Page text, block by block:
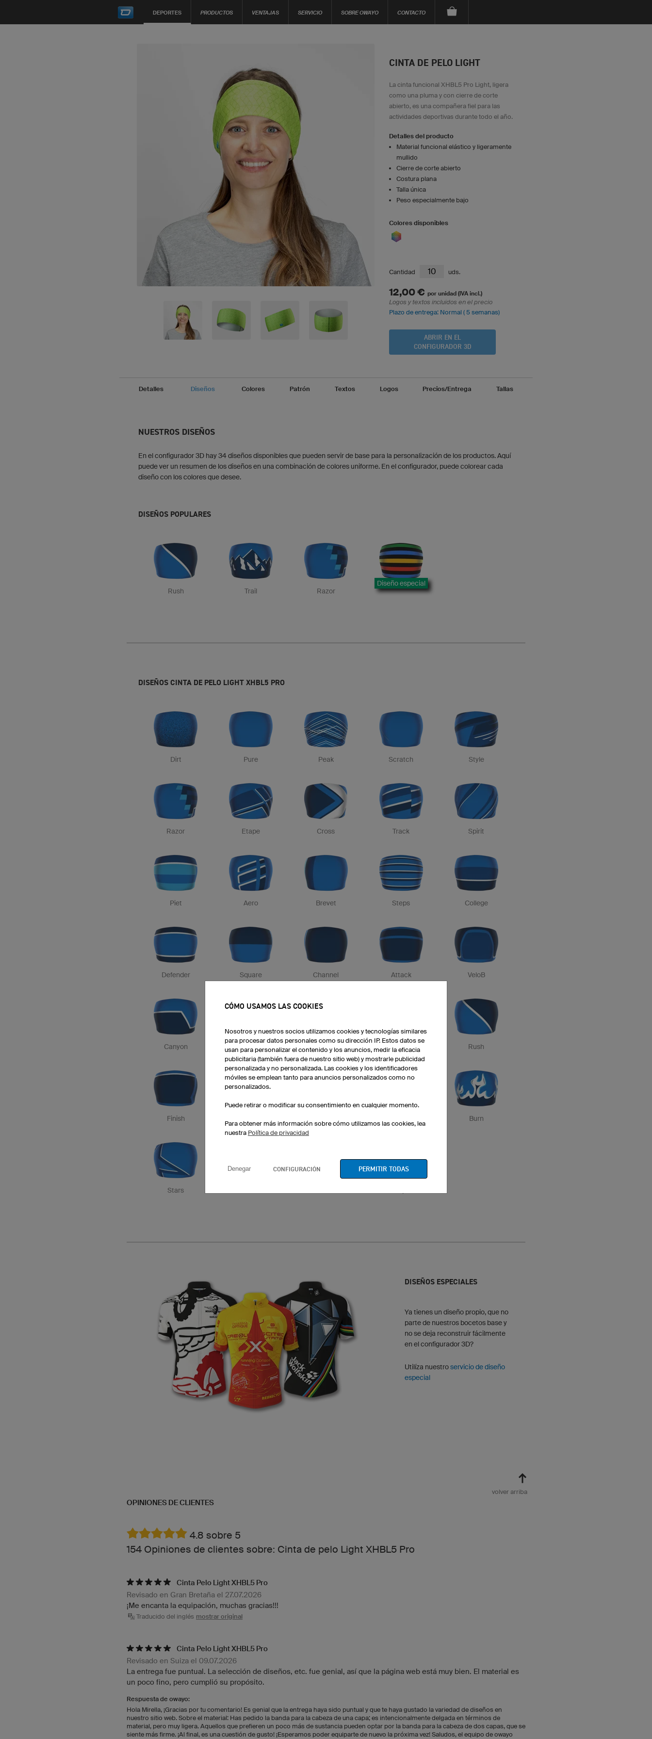
DEPORTES PRODUCTOS VENTAJAS SERVICIO SOBRE OWAYO CONTACTO
CINTA DE PELO LIGHT
La cinta funcional XHBL5 Pro Light, ligera
como una pluma y con cierre de corte
abierto, es una compañera fiel para las
actividades deportivas durante todo el año.
Detalles del producto
Material funcional elástico y ligeramente
mullido
Cierre de corte abierto
Costura plana
Talla única
Peso especialmente bajo
Colores disponibles
Cantidad uds.
12,00 € por unidad (IVA incl.)
Logos y textos incluidos en el precio
Plazo de entrega: Normal ( 5 semanas)
ABRIR EN EL
CONFIGURADOR 3D
Detalles Diseños Colores Patrón Textos Logos Precios/Entrega Tallas
NUESTROS DISEÑOS
En el configurador 3D hay 34 diseños disponibles que pueden servir de base para la personalización de los productos. Aquí
puede ver un resumen de los diseños en una combinación de colores uniforme. En el configurador, puede colorear cada
diseño con los colores que desee.
DISEÑOS POPULARES
Rush Trail Razor
Diseño especial
DISEÑOS CINTA DE PELO LIGHT XHBL5 PRO
Dirt Pure Peak Scratch Style
Razor Etape Cross Track Spirit
Piet Aero Brevet Steps College
Defender Square Channel Attack VeloB
Canyon Leader Colors Rush
Finish Burn
Stars
DISEÑOS ESPECIALES
Ya tienes un diseño propio, que no
parte de nuestros bocetos base y
no se deja reconstruir fácilmente
en el configurador 3D?
Utilíza nuestroservicio de diseño
especial
volver arriba
OPINIONES DE CLIENTES
4.8 sobre 5
154 Opiniones de clientes sobre: Cinta de pelo Light XHBL5 Pro
Cinta Pelo Light XHBL5 Pro
Revisado en Gran Bretaña el 27.07.2026
¡Me encanta la equipación, muchas gracias!!!
Traducido del inglés mostrar original
Cinta Pelo Light XHBL5 Pro
Revisado en Suiza el 09.07.2026
La entrega fue puntual. La selección de diseños, etc. fue genial, así que la página web está muy bien. El material es
un poco fino, pero cumplió su propósito.
Respuesta de owayo:
Hola Mirella, ¡Gracias por tu comentario! Es genial que la entrega haya sido puntual y que te haya gustado la variedad de diseños en
nuestro sitio web. Sobre el material: Has pedido la banda para la cabeza de una capa; es intencionalmente delgada en términos de
material, pero muy ligera. Aquellos que prefieren un poco más de sustancia pueden optar por la banda para la cabeza de dos capas, que se
siente más firme. ¡Al final, es una cuestión de gusto! ¡Esperamos poder equiparte de nuevo la próxima vez! Saludos, el equipo de owayo
CÓMO USAMOS LAS COOKIES
Nosotros y nuestros socios utilizamos cookies y tecnologías similares
para procesar datos personales como su dirección IP. Estos datos se
usan para personalizar el contenido y los anuncios, medir la eficacia
publicitaria (también fuera de nuestro sitio web) y mostrarle publicidad
personalizada y no personalizada. Las cookies y los identificadores
móviles se emplean tanto para anuncios personalizados como no
personalizados.
Puede retirar o modificar su consentimiento en cualquier momento.
Para obtener más información sobre cómo utilizamos las cookies, lea
nuestra Política de privacidad
Denegar CONFIGURACIÓN PERMITIR TODAS